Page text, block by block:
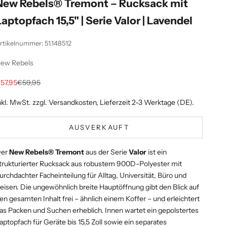
Rebels® Tremont – Rucksack mit
15,5" | Serie Valor | Lavendel
51.148512
Rebels
Regulärer Preis
€59,95
MwSt. zzgl.Versandkosten, Lieferzeit 2-3 Werktage (DE).
AUSVERKAUFT
New Rebels® Tremontaus der SerieValor ist ein
Rucksack aus robustem 900D-Polyester mit
Facheinteilung für Alltag, Universität, Büro und
Die ungewöhnlich breite Hauptöffnung gibt den Blick auf
gesamten Inhalt frei – ähnlich einem Koffer – und erleichtert
Packen und Suchen erheblich. Innen wartet ein gepolstertes
für Geräte bis 15,5 Zoll sowie ein separates